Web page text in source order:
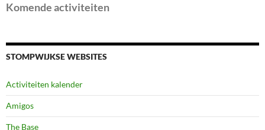
Komende activiteiten
STOMPWIJKSE WEBSITES
Activiteiten kalender
Amigos
The Base